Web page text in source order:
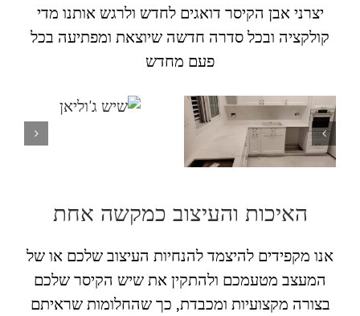
יצרני אבן הקיסר דואגים לחדש ולרגש אותנו מדי
קולקציה ובכל סדרה חדשה שיוצאת ומפתיעה בכל
פעם מחדש
האיכות והעיצוב כמקשה אחת
אנו מקפידים להיצמד להנחיות העיצוב שלכם או של
המעצב מטעמכם ולהתקין את שיש הקיסר שלכם
בצורה מקצועיות ומכבדת, כך שהחלומות שראיתם